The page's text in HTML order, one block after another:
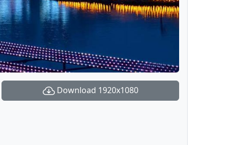
Download 1920x1080